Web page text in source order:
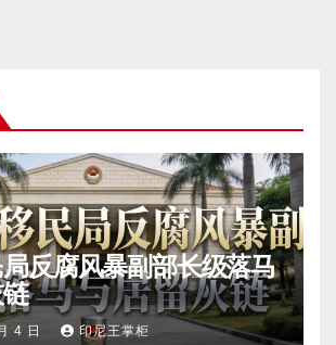
反腐风暴副部长级落马
4 日 印尼王掌柜